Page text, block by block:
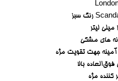
های مشکی
آمینه جهت تقویت مژه
بالا
کننده مژه